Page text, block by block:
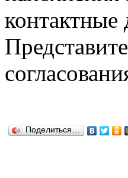
контактные
Поделиться…